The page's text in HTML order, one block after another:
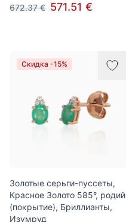
672.37 € 571.51 €
Скидка -15%
Золотые серьги-пуссеты,
Красное Золото 585°, родий
(покрытие), Бриллианты,
Изумруд